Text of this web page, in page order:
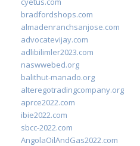
bradfordshops.com
almadenranchsanjose.com
advocatevijay.com
adlibilimler2023.com
naswwebed.org
balithut-manado.org
alteregotradingcompany.org
aprce2022.com
ibie2022.com
sbcc-2022.com
AngolaOilAndGas2022.com